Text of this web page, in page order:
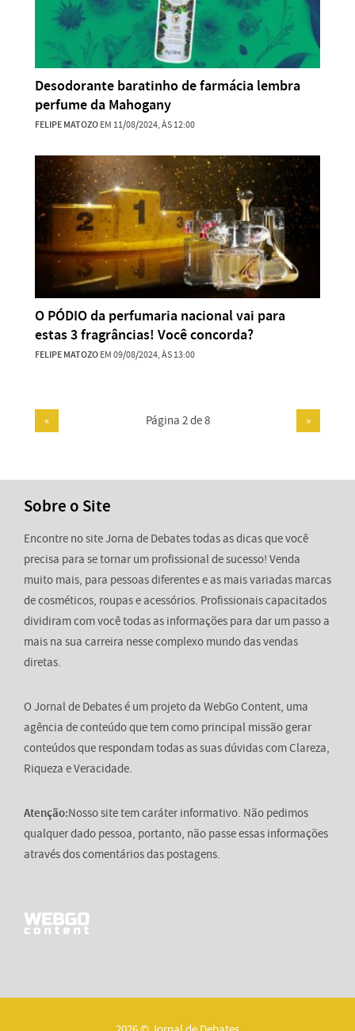
Desodorante baratinho de farmácia lembra
perfume da Mahogany
FELIPE MATOZOEM 11/08/2024, ÀS 12:00
O PÓDIO da perfumaria nacional vai para
estas 3 fragrâncias! Você concorda?
FELIPE MATOZOEM 09/08/2024, ÀS 13:00
Página 2 de 8
« »
Sobre o Site
Encontre no site Jorna de Debates todas as dicas que você
precisa para se tornar um profissional de sucesso! Venda
muito mais, para pessoas diferentes e as mais variadas marcas
de cosméticos, roupas e acessórios. Profissionais capacitados
dividiram com você todas as informações para dar um passo a
mais na sua carreira nesse complexo mundo das vendas
diretas.
O Jornal de Debates é um projeto da WebGo Content, uma
agência de conteúdo que tem como principal missão gerar
conteúdos que respondam todas as suas dúvidas com Clareza,
Riqueza e Veracidade.
Atenção:Nosso site tem caráter informativo. Não pedimos
qualquer dado pessoa, portanto, não passe essas informações
através dos comentários das postagens.